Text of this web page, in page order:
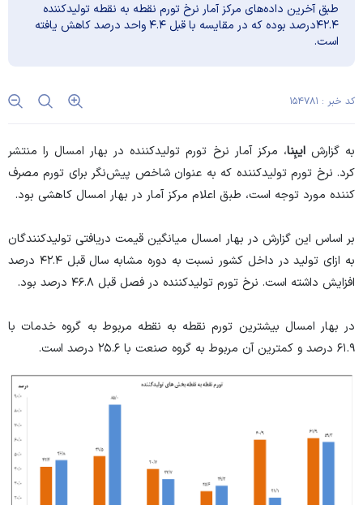
طبق آخرین داده‌های مرکز آمار نرخ تورم نقطه به نقطه تولیدکننده
۴۲.۴درصد بوده که در مقایسه با قبل ۴.۴ واحد درصد کاهش یافته
است.
کد خبر : ۱۵۴۷۸۱
به گزارشایبِنا، مرکز آمار نرخ تورم تولیدکننده در بهار امسال را منتشر
کرد. نرخ تورم تولیدکننده که به عنوان شاخص پیش‌نگر برای تورم مصرف
کننده مورد توجه است، طبق اعلام مرکز آمار در بهار امسال کاهشی بود.
بر اساس این گزارش در بهار امسال میانگین قیمت دریافتی تولیدکنندگان
به ازای تولید در داخل کشور نسبت به دوره مشابه سال قبل ۴۲.۴ درصد
افزایش داشته است. نرخ تورم تولیدکننده در فصل قبل ۴۶.۸ درصد بود.
در بهار امسال بیشترین تورم نقطه به نقطه مربوط به گروه خدمات با
۶۱.۹ درصد و کمترین آن مربوط به گروه صنعت با ۲۵.۶ درصد است.